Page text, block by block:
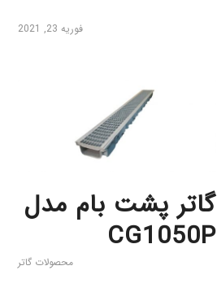
فوریه 23, 2021
گاتر پشت بام مدل
CG1050P
محصولات گاتر